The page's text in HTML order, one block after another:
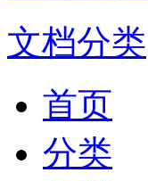
文档分类
首页
分类